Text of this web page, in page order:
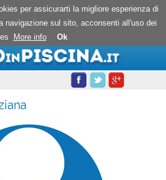
Nuoto in piscina
per assicurarti la migliore esperienza di
navigazione sul sito, acconsenti all'uso dei
More info Ok